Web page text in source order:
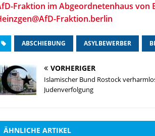
Fraktion im Abgeordnetenhaus von
Fraktion.berlin
ABSCHIEBUNG ASYLBEWERBER
VORHERIGER
Islamischer Bund Rostock
Judenverfolgung
ÄHNLICHE ARTIKEL